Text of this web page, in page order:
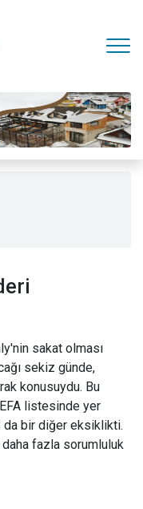
sakat olması
sekiz günde,
konusuydu. Bu
listesinde yer
da bir diğer eksiklikti.
daha fazla sorumluluk